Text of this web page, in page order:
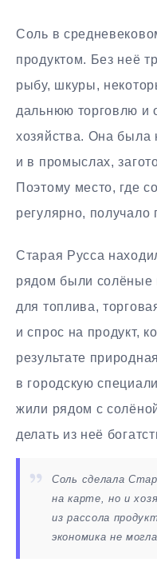
Соль в
продуктом. Без неё
рыбу, шкуры,
дальнюю торговлю и
хозяйства. Она была
и в промыслах,
Поэтому место, где
регулярно, получало
Старая Русса
рядом были солёные
для топлива,
и спрос на продукт,
результате
в городскую
жили рядом с
делать из неё
Соль сделала
на карте, но и
из рассола
экономика не